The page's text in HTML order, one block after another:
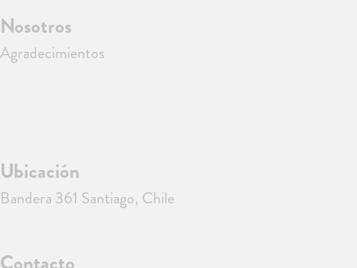
Nosotros
Agradecimientos
Ubicación
Bandera 361 Santiago, Chile